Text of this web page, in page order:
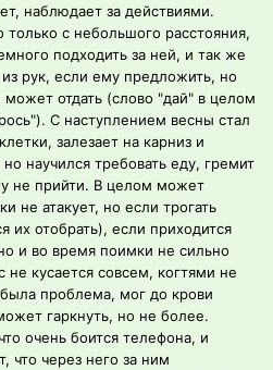
наблюдает за действиями.
с небольшого расстояния,
подходить за ней, и так же
рук, если ему предложить, но
может отдать (слово "дай" в целом
С наступлением весны стал
залезает на карниз и
научился требовать еду, гремит
не прийти. В целом может
не атакует, но если трогать
их отобрать), если приходится
и во время поимки не сильно
не кусается совсем, когтями не
проблема, мог до крови
гаркнуть, но не более.
очень боится телефона, и
что через него за ним